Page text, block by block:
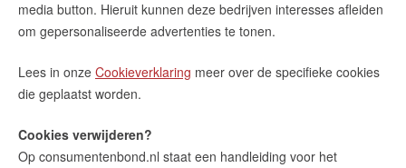
media button. Hieruit kunnen deze bedrijven interesses afleiden
om gepersonaliseerde advertenties te tonen.
Lees in onze Cookieverklaring meer over de specifieke cookies
die geplaatst worden.
Cookies verwijderen?
Op consumentenbond.nl staat een handleiding voor het